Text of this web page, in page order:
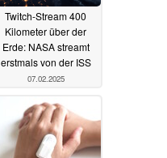
Twitch-Stream 400
Kilometer über der
Erde: NASA streamt
erstmals von der ISS
07.02.2025